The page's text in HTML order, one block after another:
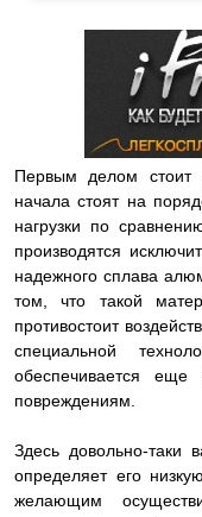
Первым делом стоит
начала стоят на
нагрузки по
производятся
надежного сплава
том, что такой
противостоит
специальной
обеспечивается
повреждениям.
Здесь довольно-таки
определяет его
желающим